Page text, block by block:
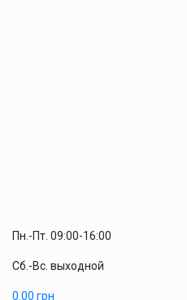
Пн.-Пт. 09:00-16:00
Сб.-Вс. выходной
0.00 грн